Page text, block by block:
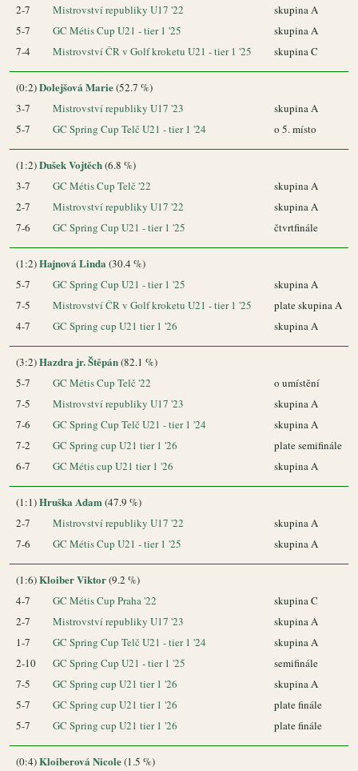
2-7
Mistrovství republiky U17 '22
skupina A
5-7
GC Métis Cup U21 - tier 1 '25
skupina A
7-4
Mistrovství ČR v Golf kroketu U21 - tier 1 '25 skupina C
(0:2)Dolejšová Marie(52.7 %)
3-7
Mistrovství republiky U17 '23
skupina A
5-7
GC Spring Cup Telč U21 - tier 1 '24 o 5. místo
(1:2)Dušek Vojtěch(6.8 %)
3-7
GC Métis Cup Telč '22
skupina A
2-7
Mistrovství republiky U17 '22
skupina A
7-6
GC Spring Cup U21 - tier 1 '25 čtvrtfinále
(1:2)Hajnová Linda (30.4 %)
5-7
GC Spring Cup U21 - tier 1 '25
skupina A
7-5
Mistrovství ČR v Golf kroketu U21 - tier 1 '25
plate skupina A
4-7
GC Spring cup U21 tier 1 '26 skupina A
(3:2)Hazdra jr. Štěpán(82.1 %)
5-7
GC Métis Cup Telč '22
o umístění
7-5
Mistrovství republiky U17 '23
skupina A
7-6
GC Spring Cup Telč U21 - tier 1 '24
skupina A
7-2
GC Spring cup U21 tier 1 '26
plate semifinále
6-7
GC Métis cup U21 tier 1 '26 skupina A
(1:1)Hruška Adam (47.9 %)
2-7
Mistrovství republiky U17 '22
skupina A
7-6
GC Métis Cup U21 - tier 1 '25 skupina A
(1:6)Kloiber Viktor(9.2 %)
4-7
GC Métis Cup Praha '22
skupina C
2-7
Mistrovství republiky U17 '23
skupina A
1-7
GC Spring Cup Telč U21 - tier 1 '24
skupina A
2-10
GC Spring Cup U21 - tier 1 '25
semifinále
7-5
GC Spring cup U21 tier 1 '26
skupina A
5-7
GC Spring cup U21 tier 1 '26
plate finále
5-7
GC Spring cup U21 tier 1 '26 plate finále
(0:4)Kloiberová Nicole(1.5 %)